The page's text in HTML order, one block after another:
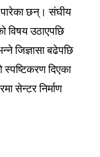
छन्। संघीय
विषय उठाएपछि
जिज्ञासा बढेपछि
दिएका
सेन्टर निर्माण